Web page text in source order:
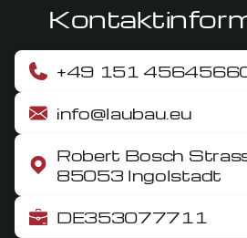
+49 151
info@laubau.eu
Robert Bosch
85053 Ingolstadt
DE353077711